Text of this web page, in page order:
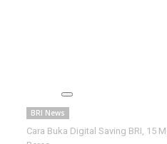
BRI News
Cara Buka Digital Saving BRI, 15